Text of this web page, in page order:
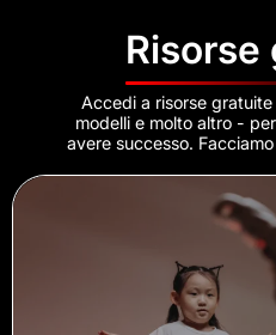
Risorse
Accedi a risorse
modelli e molto altro -
avere successo.